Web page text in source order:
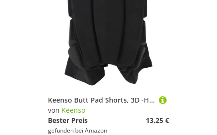
Keenso Butt Pad Shorts, 3D -Hüftschutz Eva Butt Pads Zum Skating -Snowboardenski (XS)
von Keenso
Bester Preis
13,25 €
gefunden bei Amazon